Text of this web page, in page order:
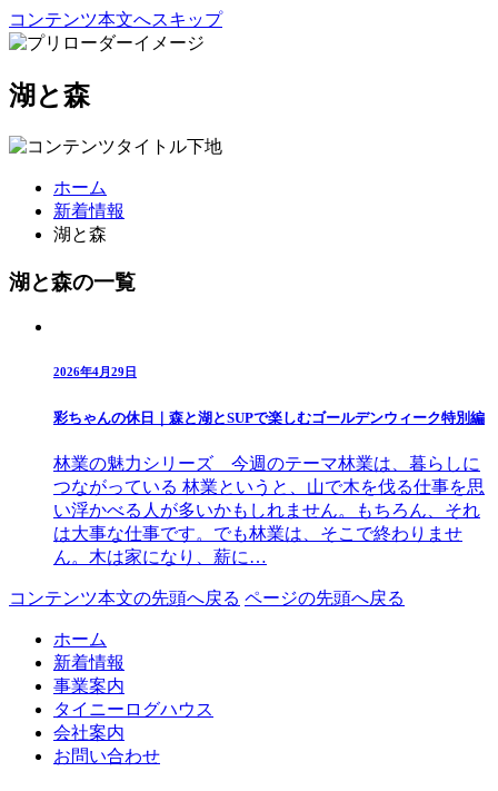
コンテンツ本文へスキップ
湖と森
ホーム
新着情報
湖と森
湖と森の一覧
2026年4月29日
彩ちゃんの休日｜森と湖とSUPで楽しむゴールデンウィーク特別編
林業の魅力シリーズ 今週のテーマ林業は、暮らしに
つながっている 林業というと、山で木を伐る仕事を思
い浮かべる人が多いかもしれません。もちろん、それ
は大事な仕事です。でも林業は、そこで終わりませ
ん。木は家になり、薪に…
コンテンツ本文の先頭へ戻る ページの先頭へ戻る
ホーム
新着情報
事業案内
タイニーログハウス
会社案内
お問い合わせ